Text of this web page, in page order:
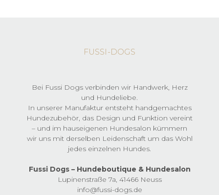
Die
auf
der
Produktseite
gewählt
werden
FUSSI-DOGS
Bei Fussi Dogs verbinden wir Handwerk, Herz
und Hundeliebe.
In unserer Manufaktur entsteht handgemachtes
Hundezubehör, das Design und Funktion vereint
– und im hauseigenen Hundesalon kümmern
wir uns mit derselben Leidenschaft um das Wohl
jedes einzelnen Hundes.
Fussi Dogs – Hundeboutique & Hundesalon
Lupinenstraße 7a, 41466 Neuss
info@fussi-dogs.de